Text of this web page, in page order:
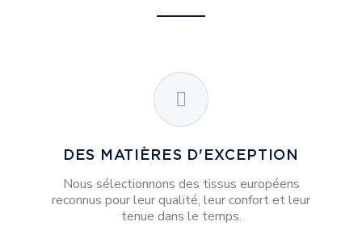
DES MATIÈRES D'EXCEPTION
Nous sélectionnons des tissus européens
reconnus pour leur qualité, leur confort et leur
tenue dans le temps.